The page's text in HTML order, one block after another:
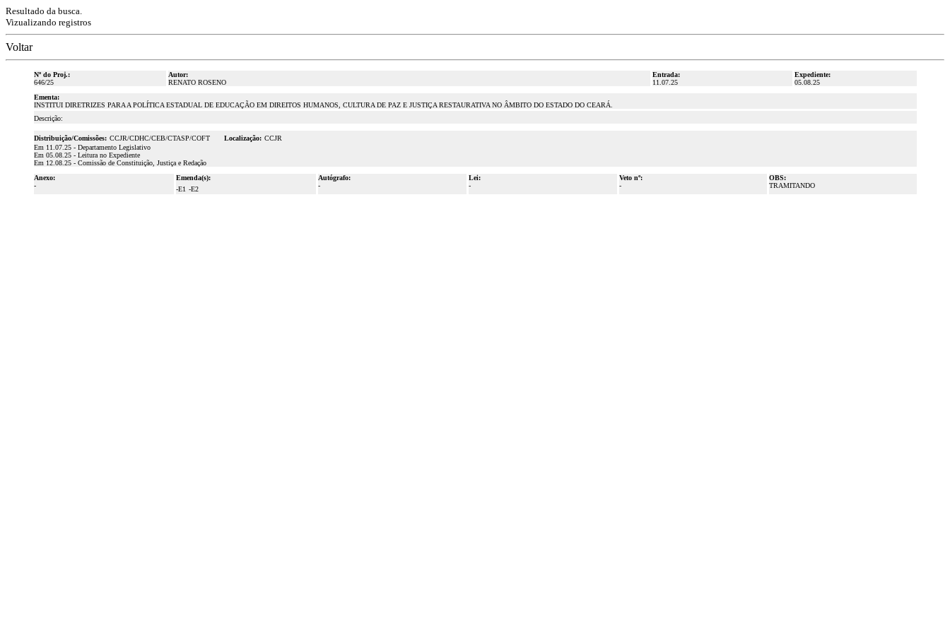
Resultado da busca.
Vizualizando registros
Voltar
Nº do Proj.:
646/25
Autor:
RENATO ROSENO
Entrada:
11.07.25
Expediente:
05.08.25
Ementa:
INSTITUI DIRETRIZES PARA A POLÍTICA ESTADUAL DE EDUCAÇÃO EM DIREITOS HUMANOS, CULTURA DE PAZ E JUSTIÇA RESTAURATIVA NO ÂMBITO DO ESTADO DO CEARÁ.
Descrição:
Distribuição/Comissões: CCJR/CDHC/CEB/CTASP/COFT Localização: CCJR
Em 11.07.25 - Departamento Legislativo
Em 05.08.25 - Leitura no Expediente
Em 12.08.25 - Comissão de Constituição, Justiça e Redação
Anexo:
-
Emenda(s):
-E1 -E2
Autógrafo:
-
Lei:
-
Veto nº:
-
OBS:
TRAMITANDO